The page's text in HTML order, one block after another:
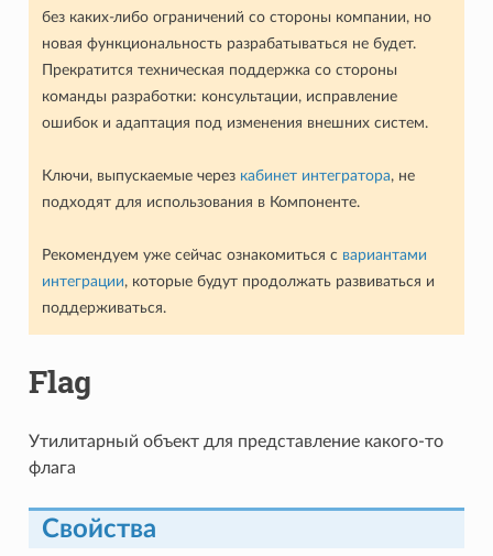
без каких-либо ограничений со стороны компании, но
новая функциональность разрабатываться не будет.
Прекратится техническая поддержка со стороны
команды разработки: консультации, исправление
ошибок и адаптация под изменения внешних систем.
Ключи, выпускаемые через кабинет интегратора, не
подходят для использования в Компоненте.
Рекомендуем уже сейчас ознакомиться с вариантами
интеграции, которые будут продолжать развиваться и
поддерживаться.
Flag
Утилитарный объект для представление какого-то
флага
Свойства